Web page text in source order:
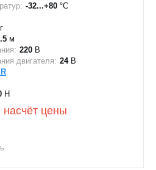
-32...+80 °C
м
220 В
двигателя: 24В
Н
цены